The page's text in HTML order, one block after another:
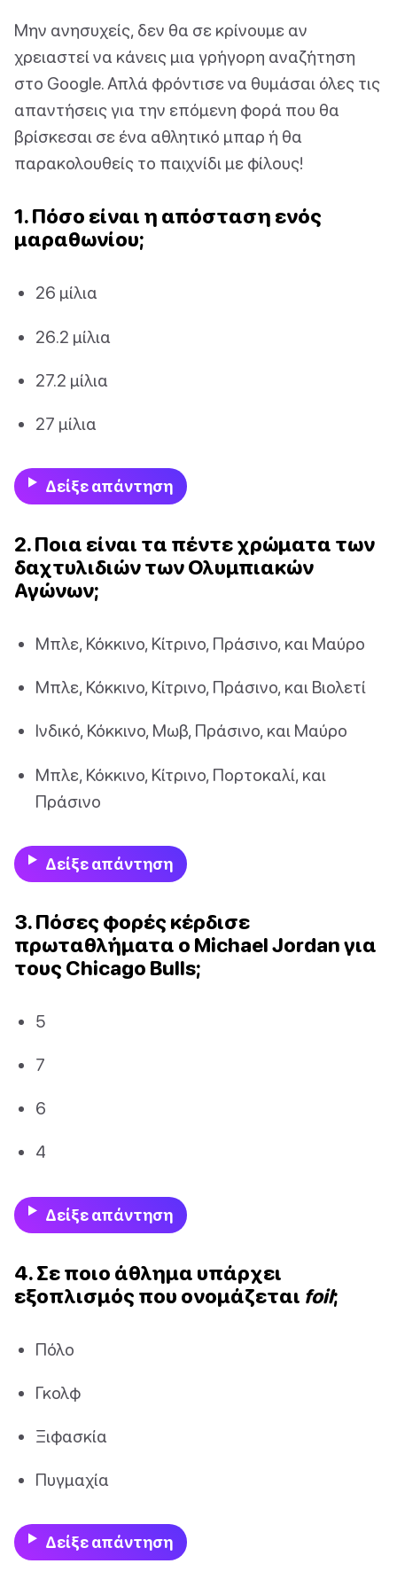
Μην ανησυχείς, δεν θα σε κρίνουμε αν
χρειαστεί να κάνεις μια γρήγορη αναζήτηση
στο Google. Απλά φρόντισε να θυμάσαι όλες τις
απαντήσεις για την επόμενη φορά που θα
βρίσκεσαι σε ένα αθλητικό μπαρ ή θα
παρακολουθείς το παιχνίδι με φίλους!
1. Πόσο είναι η απόσταση ενός
μαραθωνίου;
26 μίλια
26.2 μίλια
27.2 μίλια
27 μίλια
Δείξε απάντηση
2. Ποια είναι τα πέντε χρώματα των
δαχτυλιδιών των Ολυμπιακών
Αγώνων;
Μπλε, Κόκκινο, Κίτρινο, Πράσινο, και Μαύρο
Μπλε, Κόκκινο, Κίτρινο, Πράσινο, και Βιολετί
Ινδικό, Κόκκινο, Μωβ, Πράσινο, και Μαύρο
Μπλε, Κόκκινο, Κίτρινο, Πορτοκαλί, και
Πράσινο
Δείξε απάντηση
3. Πόσες φορές κέρδισε
πρωταθλήματα ο Michael Jordan για
τους Chicago Bulls;
5
7
6
4
Δείξε απάντηση
4. Σε ποιο άθλημα υπάρχει
εξοπλισμός που ονομάζεται foil;
Πόλο
Γκολφ
Ξιφασκία
Πυγμαχία
Δείξε απάντηση